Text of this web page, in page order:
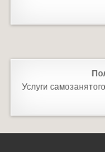
Услуги